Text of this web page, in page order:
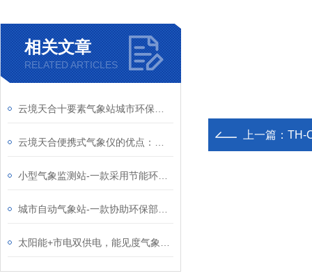
相关文章
RELATED ARTICLES
上一篇： TH-